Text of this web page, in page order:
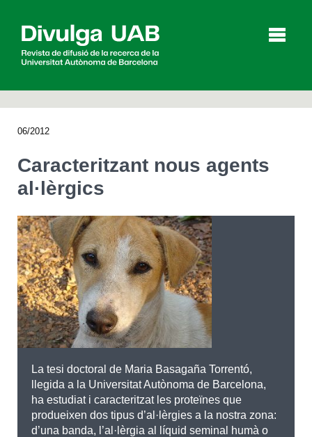
English Español
CERCAR
06/2012
Caracteritzant nous agents
al·lèrgics
La tesi doctoral de Maria Basagaña Torrentó,
llegida a la Universitat Autònoma de Barcelona,
ha estudiat i caracteritzat les proteïnes que
produeixen dos tipus d’al·lèrgies a la nostra zona:
d’una banda, l’al·lèrgia al líquid seminal humà o